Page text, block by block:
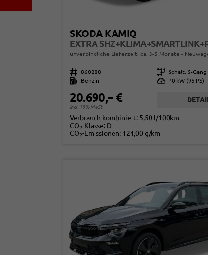
SKODA KAMIQ
unverbindliche Lieferzeit: ca. 3-5 Monate
Fahrzeugnr. 860288 Getriebe Schalt. 5-Gang
Kraftstoff
Benzin Leistung 70 kW (95 PS)
20.690,– €
incl. 19% MwSt.
Verbrauch kombiniert: 5,50 l/100km
CO2-Klasse: D
CO2-Emissionen: 124,00 g/km